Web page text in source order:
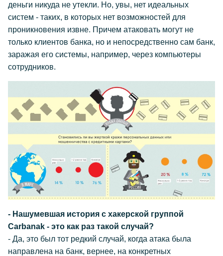
деньги никуда не утекли. Но, увы, нет идеальных
систем - таких, в которых нет возможностей для
проникновения извне. Причем атаковать могут не
только клиентов банка, но и непосредственно сам банк,
заражая его системы, например, через компьютеры
сотрудников.
- Нашумевшая история с хакерской группой
Carbanak - это как раз такой случай?
- Да, это был тот редкий случай, когда атака была
направлена на банк, вернее, на конкретных